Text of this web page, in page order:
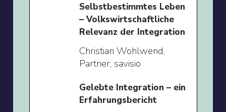
Selbstbestimmtes Leben
– Volkswirtschaftliche
Relevanz der Integration
Christian Wohlwend,
Partner, savisio
Gelebte Integration – ein
Erfahrungsbericht